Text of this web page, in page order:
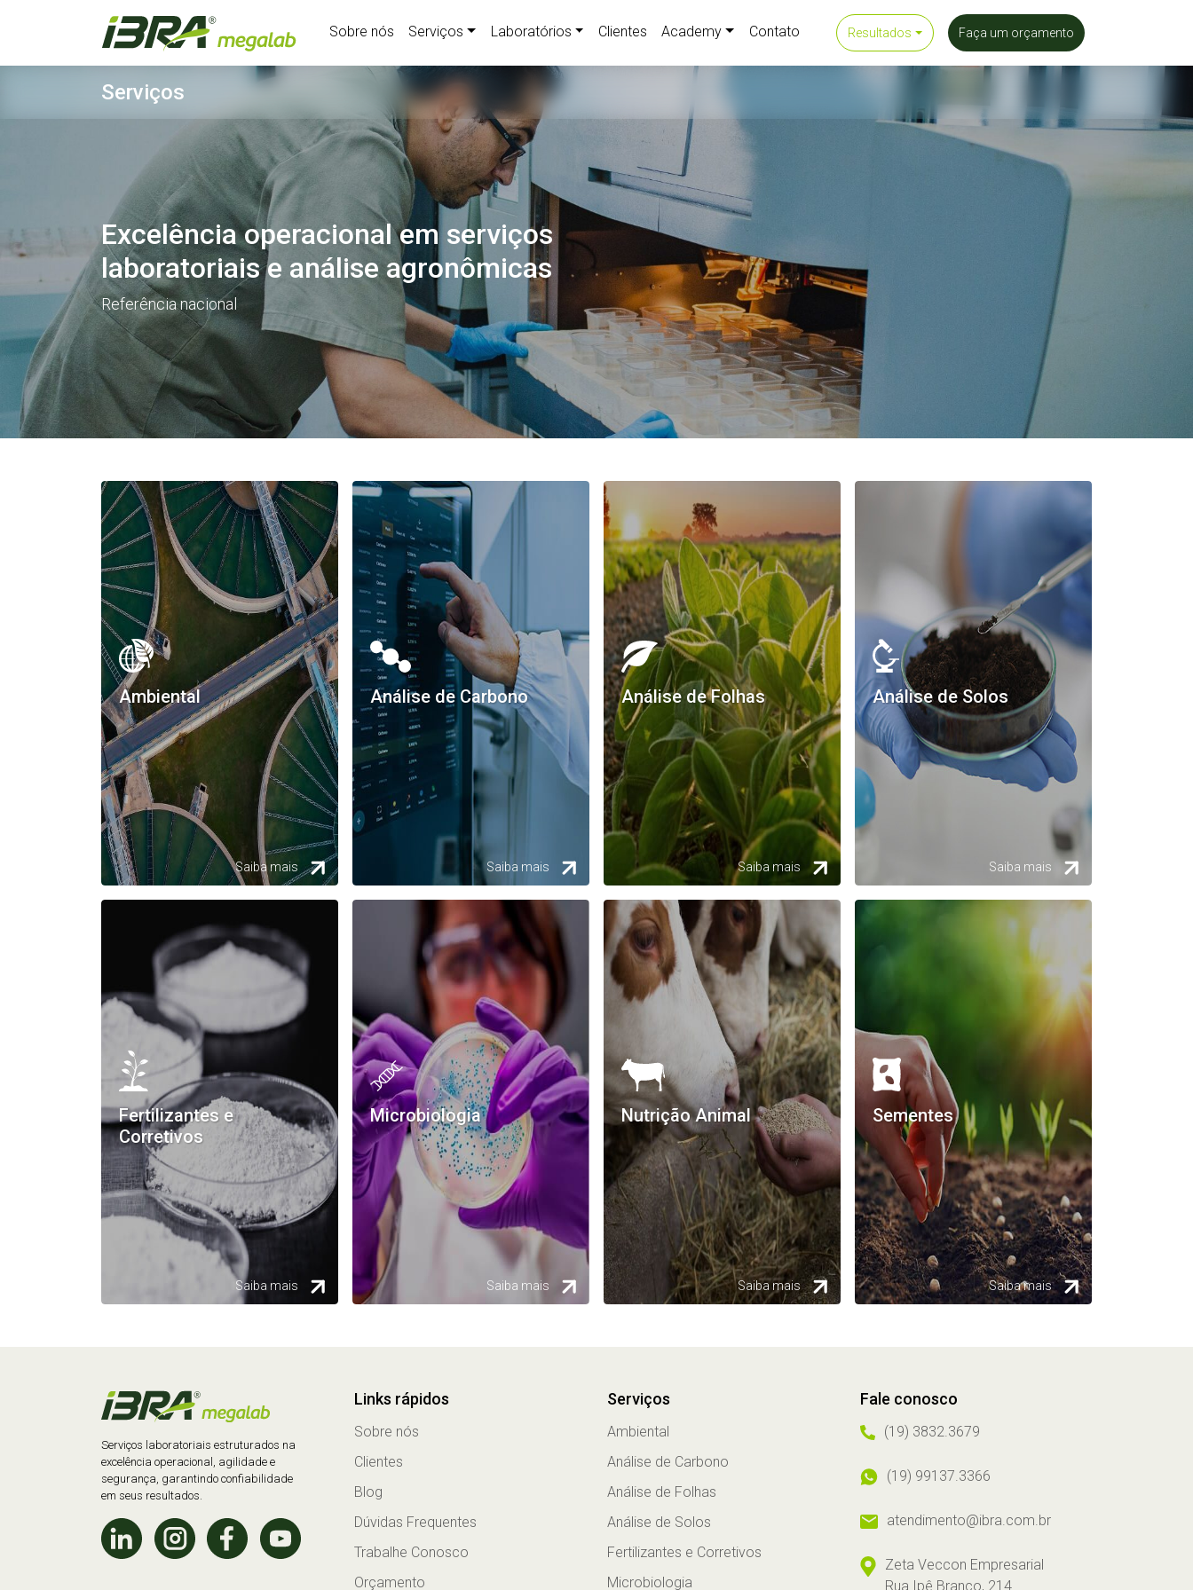
Sobre nós Serviços Laboratórios Clientes Academy Contato Resultados Faça um orçamento
Serviços
Excelência operacional em serviços
laboratoriais e análise agronômicas
Referência nacional
Ambiental
Saiba mais
Análise de Carbono
Saiba mais
Análise de Folhas
Saiba mais
Análise de Solos
Saiba mais
Fertilizantes e
Corretivos
Saiba mais
Microbiologia
Saiba mais
Nutrição Animal
Saiba mais
Sementes
Saiba mais
Serviços laboratoriais estruturados na
excelência operacional, agilidade e
segurança, garantindo confiabilidade
em seus resultados.
Links rápidos
Sobre nós
Clientes
Blog
Dúvidas Frequentes
Trabalhe Conosco
Orçamento
Serviços
Ambiental
Análise de Carbono
Análise de Folhas
Análise de Solos
Fertilizantes e Corretivos
Microbiologia
Fale conosco
(19) 3832.3679
(19) 99137.3366
atendimento@ibra.com.br
Zeta Veccon Empresarial
Rua Ipê Branco, 214